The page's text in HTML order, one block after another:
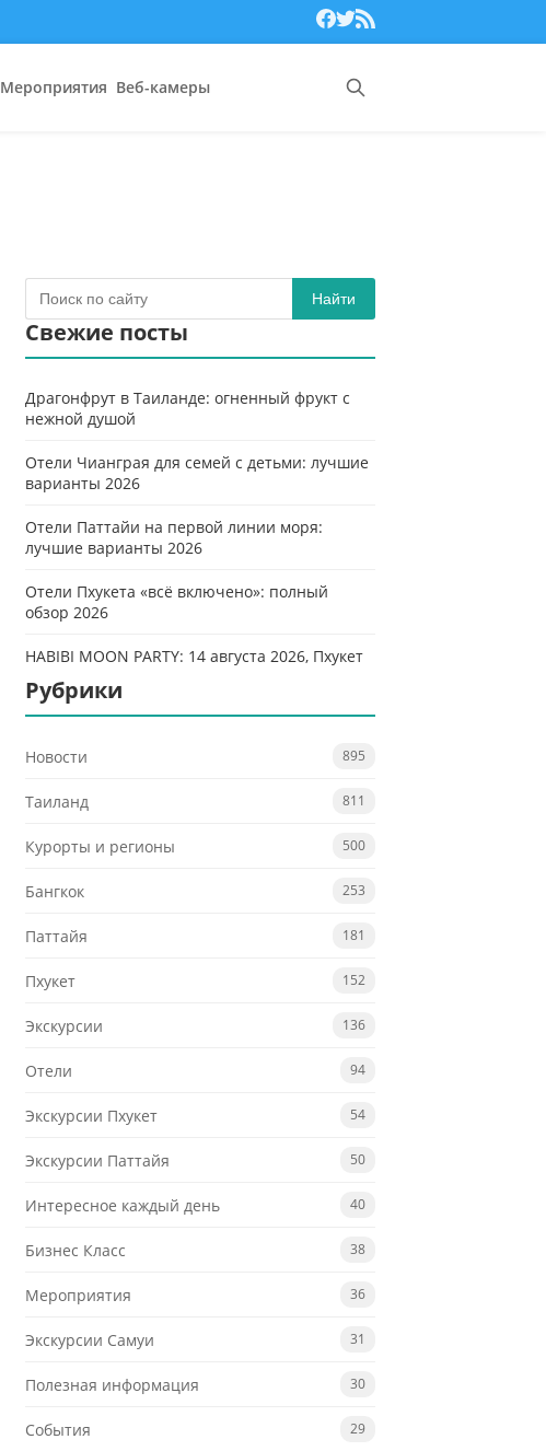
Мероприятия Веб-камеры
Найти
Свежие посты
Драгонфрут в Таиланде: огненный фрукт с
нежной душой
Отели Чианграя для семей с детьми: лучшие
варианты 2026
Отели Паттайи на первой линии моря:
лучшие варианты 2026
Отели Пхукета «всё включено»: полный
обзор 2026
HABIBI MOON PARTY: 14 августа 2026, Пхукет
Рубрики
Новости 895
Таиланд 811
Курорты и регионы 500
Бангкок 253
Паттайя 181
Пхукет 152
Экскурсии 136
Отели 94
Экскурсии Пхукет 54
Экскурсии Паттайя 50
Интересное каждый день 40
Бизнес Класс 38
Мероприятия 36
Экскурсии Самуи 31
Полезная информация 30
События 29